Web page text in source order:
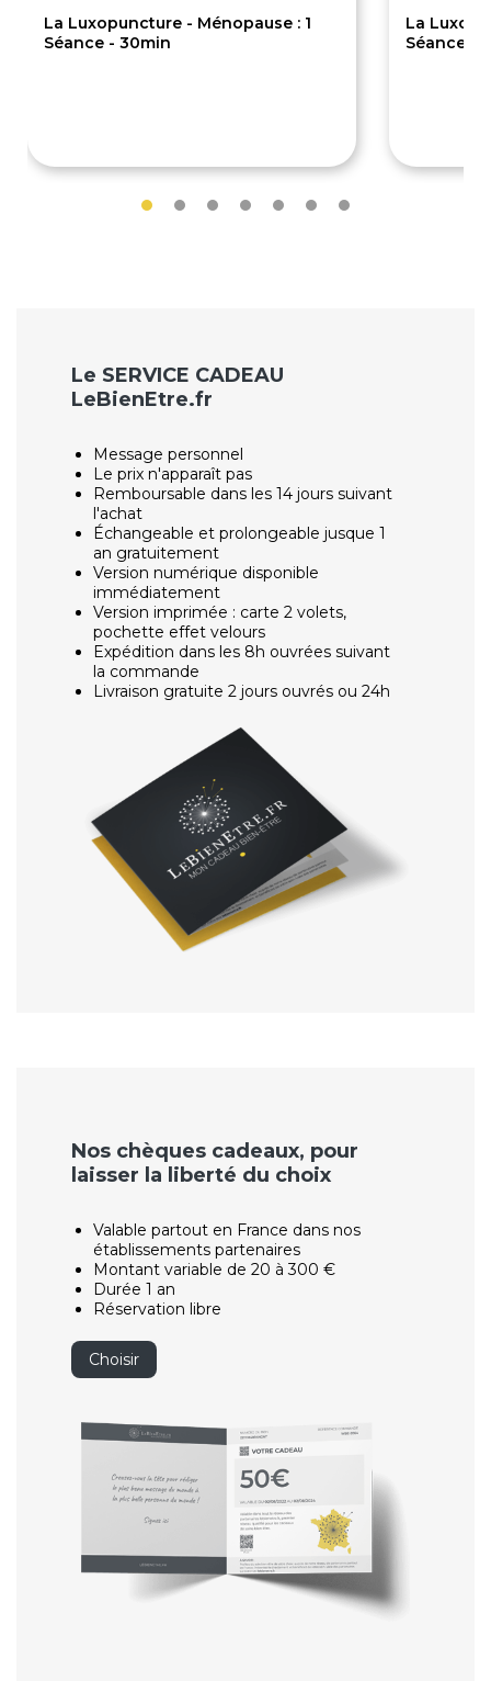
La Luxopuncture - Ménopause : 1
Séance - 30min
La
Séances
Le SERVICE CADEAU
LeBienEtre.fr
Message personnel
Le prix n'apparaît pas
Remboursable dans les 14 jours suivant
l'achat
Échangeable et prolongeable jusque 1
an gratuitement
Version numérique disponible
immédiatement
Version imprimée : carte 2 volets,
pochette effet velours
Expédition dans les 8h ouvrées suivant
la commande
Livraison gratuite 2 jours ouvrés ou 24h
Nos chèques cadeaux, pour
laisser la liberté du choix
Valable partout en France dans nos
établissements partenaires
Montant variable de 20 à 300 €
Durée 1 an
Réservation libre
Choisir